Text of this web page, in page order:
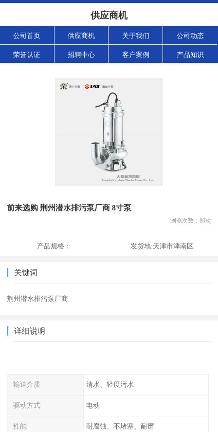
供应商机
公司首页 供应商机 关于我们 公司动态
荣誉认证 招聘中心 客户案例 产品知识
前来选购 荆州潜水排污泵厂商 8寸泵
浏览次数： 80次
产品规格： 发货地:天津市津南区
关键词
荆州潜水排污泵厂商
详细说明
输送介质 清水、轻度污水
驱动方式 电动
性能 耐腐蚀、不堵塞、耐磨